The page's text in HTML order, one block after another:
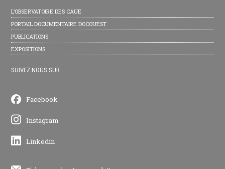
L’OBSERVATOIRE DES CAUE
PORTAIL DOCUMENTAIRE DOCOUEST
PUBLICATIONS
EXPOSITIONS
SUIVEZ NOUS SUR :
Facebook
Instagram
Linkedin